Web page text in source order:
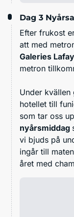
Dag 3
Efter frukost
att med
Galeries
metron
Under
hotellet till
som tar oss
nyårsmiddag
vi bjuds på
ingår till
året med